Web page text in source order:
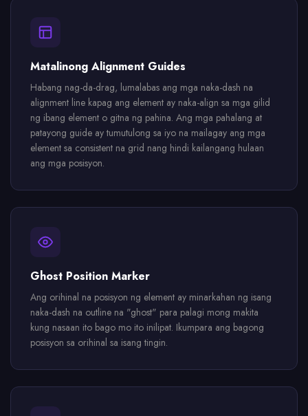
Matalinong Alignment Guides
Habang nag-da-drag, lumalabas ang mga naka-dash na
alignment line kapag ang element ay naka-align sa mga gilid
ng ibang element o gitna ng pahina. Ang mga pahalang at
patayong guide ay tumutulong sa iyo na mailagay ang mga
element sa consistent na grid nang hindi kailangang hulaan
ang mga posisyon.
Ghost Position Marker
Ang orihinal na posisyon ng element ay minarkahan ng isang
naka-dash na outline na "ghost" para palagi mong makita
kung nasaan ito bago mo ito inilipat. Ikumpara ang bagong
posisyon sa orihinal sa isang tingin.